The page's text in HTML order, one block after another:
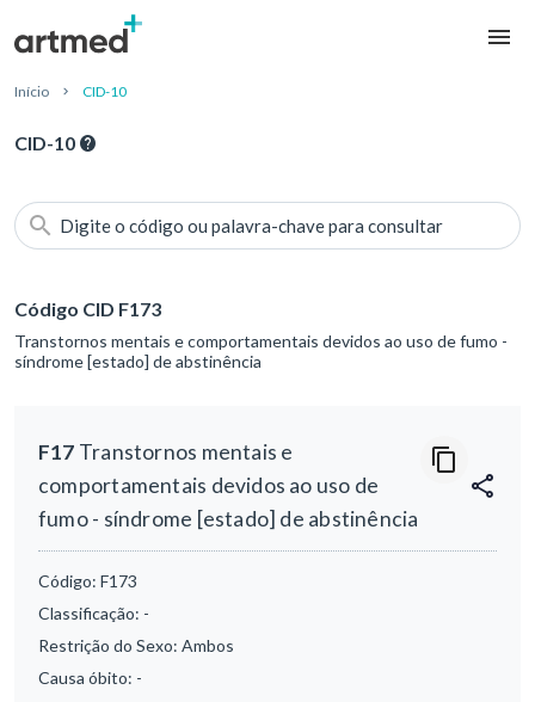
Início CID-10
CID-10
Digite o código ou palavra-chave para consultar
Código CID F173
Transtornos mentais e comportamentais devidos ao uso de fumo -
síndrome [estado] de abstinência
F17 Transtornos mentais e
comportamentais devidos ao uso de
fumo - síndrome [estado] de abstinência
Código: F173
Classificação: -
Restrição do Sexo: Ambos
Causa óbito: -